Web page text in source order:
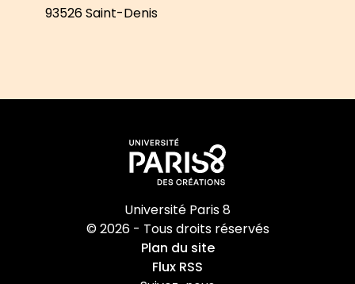
93526 Saint-Denis
Université Paris 8
© 2026 - Tous droits réservés
Plan du site
Flux RSS